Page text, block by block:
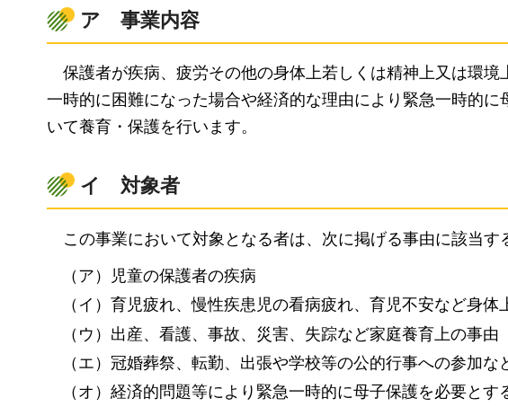
ア 事業内容
保護者が疾病、疲労その他の身体上若しくは精神上又は環
一時的に困難になった場合や経済的な理由により緊急一時的
いて養育・保護を行います。
イ 対象者
こ の事業において対象となる者は、次に掲げる事由に該当す
（ア）児童の保護者の疾病
（イ）育児疲れ、慢性疾患児の看病疲れ、育児不安など身体
（ウ）出産、看護、事故、災害、失踪など家庭養育上の事由
（エ）冠婚葬祭、転勤、出張や学校等の公的行事への参加な
（オ）経済的問題等により緊急一時的に母子保護を必要とす